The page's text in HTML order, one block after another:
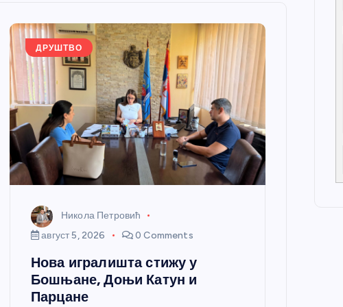
ДРУШТВО
Никола Петровић
август 5, 2026
0 Comments
Нова игралишта стижу у
Бошњане, Доњи Катун и
Парцане